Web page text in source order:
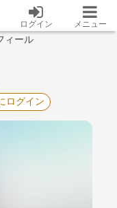
ログイン メニュー
ィール
ログイン